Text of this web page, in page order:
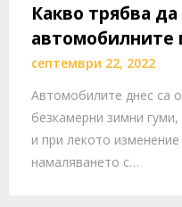
Какво трябва
автомобилните
септември 22, 2022
Автомобилите днес са
безкамерни зимни
и при лекото
намаляването с…